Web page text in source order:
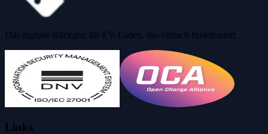
Das digitale Rückgrat für EV-Laden, das einfach funktioniert.
Links